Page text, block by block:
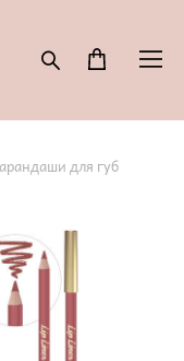
для губ